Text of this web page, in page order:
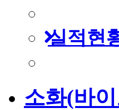
실적현
소화(바